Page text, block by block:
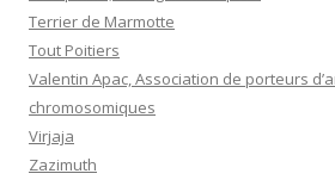
Terrier de Marmotte
Tout Poitiers
Valentin Apac, Association de porteurs
chromosomiques
Virjaja
Zazimuth